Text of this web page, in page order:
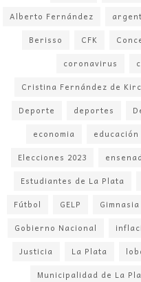
Alberto Fernández
Berisso
CFK
coronavirus
Cristina Fernández de
Deporte
deportes
economia
educación
Elecciones 2023
Estudiantes de La Plata
Fútbol
GELP
Gobierno Nacional
Justicia
La Plata
Municipalidad de La